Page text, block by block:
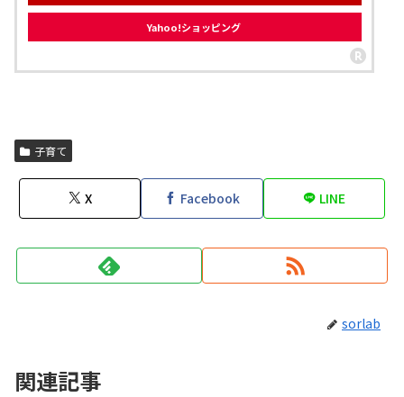
Yahoo!ショッピング
子育て
X Facebook LINE
sorlab
関連記事